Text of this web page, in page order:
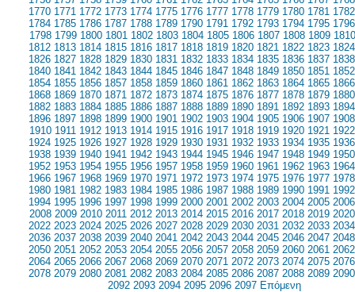
1770 1771 1772 1773 1774 1775 1776 1777 1778 1779 1780 1781 1782
1784 1785 1786 1787 1788 1789 1790 1791 1792 1793 1794 1795 1796
1798 1799 1800 1801 1802 1803 1804 1805 1806 1807 1808 1809 1810
1812 1813 1814 1815 1816 1817 1818 1819 1820 1821 1822 1823 1824
1826 1827 1828 1829 1830 1831 1832 1833 1834 1835 1836 1837 1838
1840 1841 1842 1843 1844 1845 1846 1847 1848 1849 1850 1851 1852
1854 1855 1856 1857 1858 1859 1860 1861 1862 1863 1864 1865 1866
1868 1869 1870 1871 1872 1873 1874 1875 1876 1877 1878 1879 1880
1882 1883 1884 1885 1886 1887 1888 1889 1890 1891 1892 1893 1894
1896 1897 1898 1899 1900 1901 1902 1903 1904 1905 1906 1907 1908
1910 1911 1912 1913 1914 1915 1916 1917 1918 1919 1920 1921 1922
1924 1925 1926 1927 1928 1929 1930 1931 1932 1933 1934 1935 1936
1938 1939 1940 1941 1942 1943 1944 1945 1946 1947 1948 1949 1950
1952 1953 1954 1955 1956 1957 1958 1959 1960 1961 1962 1963 1964
1966 1967 1968 1969 1970 1971 1972 1973 1974 1975 1976 1977 1978
1980 1981 1982 1983 1984 1985 1986 1987 1988 1989 1990 1991 1992
1994 1995 1996 1997 1998 1999 2000 2001 2002 2003 2004 2005 2006
2008 2009 2010 2011 2012 2013 2014 2015 2016 2017 2018 2019 2020
2022 2023 2024 2025 2026 2027 2028 2029 2030 2031 2032 2033 2034
2036 2037 2038 2039 2040 2041 2042 2043 2044 2045 2046 2047 2048
2050 2051 2052 2053 2054 2055 2056 2057 2058 2059 2060 2061 2062
2064 2065 2066 2067 2068 2069 2070 2071 2072 2073 2074 2075 2076
2078 2079 2080 2081 2082 2083 2084 2085 2086 2087 2088 2089 2090
2092 2093 2094 2095 2096 2097 Επόμενη